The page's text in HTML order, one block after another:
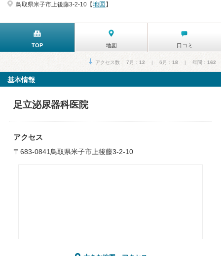
鳥取県米子市上後藤3-2-10【地図 】
TOP 地図 口コミ
アクセス数 7月： 12 | 6月： 18 | 年間： 162
基本情報
足立泌尿器科医院
アクセス
〒683-0841鳥取県米子市上後藤3-2-10